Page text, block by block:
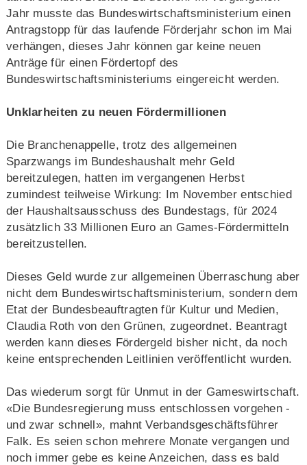
Jahr musste das Bundeswirtschaftsministerium einen
Antragstopp für das laufende Förderjahr schon im Mai
verhängen, dieses Jahr können gar keine neuen
Anträge für einen Fördertopf des
Bundeswirtschaftsministeriums eingereicht werden.
Unklarheiten zu neuen Fördermillionen
Die Branchenappelle, trotz des allgemeinen
Sparzwangs im Bundeshaushalt mehr Geld
bereitzulegen, hatten im vergangenen Herbst
zumindest teilweise Wirkung: Im November entschied
der Haushaltsausschuss des Bundestags, für 2024
zusätzlich 33 Millionen Euro an Games-Fördermitteln
bereitzustellen.
Dieses Geld wurde zur allgemeinen Überraschung aber
nicht dem Bundeswirtschaftsministerium, sondern dem
Etat der Bundesbeauftragten für Kultur und Medien,
Claudia Roth von den Grünen, zugeordnet. Beantragt
werden kann dieses Fördergeld bisher nicht, da noch
keine entsprechenden Leitlinien veröffentlicht wurden.
Das wiederum sorgt für Unmut in der Gameswirtschaft.
«Die Bundesregierung muss entschlossen vorgehen -
und zwar schnell», mahnt Verbandsgeschäftsführer
Falk. Es seien schon mehrere Monate vergangen und
noch immer gebe es keine Anzeichen, dass es bald